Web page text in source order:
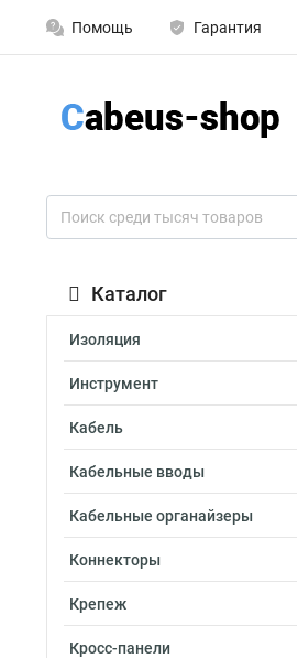
Помощь Гарантия
Каталог
Изоляция
Инструмент
Кабель
Кабельные вводы
Кабельные органайзеры
Коннекторы
Крепеж
Кросс-панели